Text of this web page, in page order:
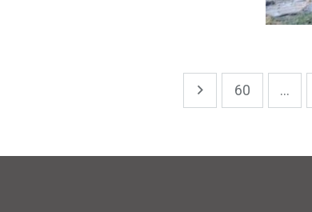
...
60